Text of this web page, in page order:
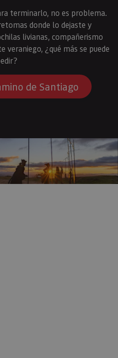
terminarlo, no es problema.
donde lo dejaste y
livianas, compañerismo
veraniego, ¿qué más se puede
de Santiago